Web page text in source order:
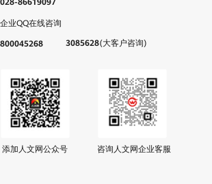
028-86619097
企业QQ在线咨询
800045268 3085628(大客户咨询)
添加人文网公众号 咨询人文网企业客服